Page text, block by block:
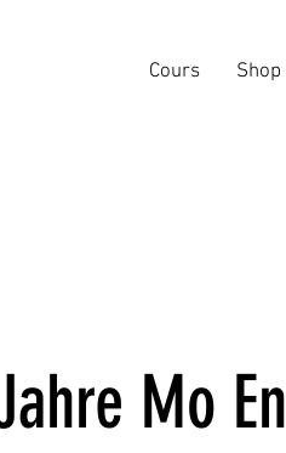
Cours Shop
Mo